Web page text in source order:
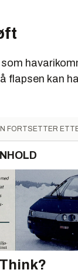
flapsen kan
FORTSETTER